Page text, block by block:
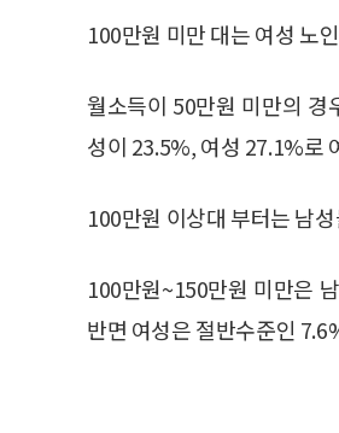
100만원 미만 대는 여성 노
월소득이 50만원 미만의
성이 23.5%, 여성 27.1%로
100만원 이상대 부터는 남
100만원~150만원 미만은
반면 여성은 절반수준인